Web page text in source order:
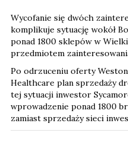
Wycofanie się dwóch
komplikuje sytuację wokół
ponad 1800 sklepów w
przedmiotem
Po odrzuceniu oferty
Healthcare plan sprzedaży
tej sytuacji inwestor
wprowadzenie ponad 1800
zamiast sprzedaży sieci